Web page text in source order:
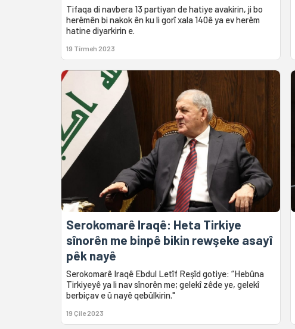
Tifaqa di navbera 13 partiyan de hatiye avakirin, ji bo
herêmên bi nakok ên ku li gorî xala 140ê ya ev herêm
hatine diyarkirin e.
19 Tîrmeh 2023
Serokomarê Iraqê: Heta Tirkiye
sînorên me binpê bikin rewşeke asayî
pêk nayê
Serokomarê Iraqê Ebdul Letîf Reşîd gotiye: “Hebûna
Tirkiyeyê ya li nav sînorên me; gelekî zêde ye, gelekî
berbiçav e û nayê qebûlkirin."
19 Çile 2023